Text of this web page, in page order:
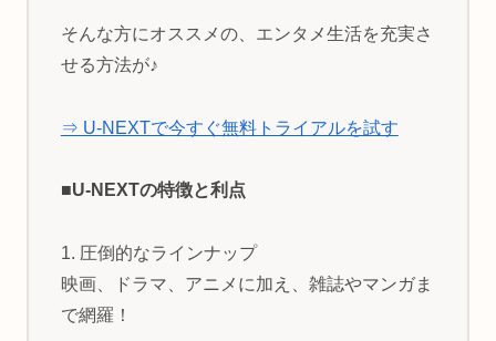
そんな方にオススメの、エンタメ生活を充実さ
せる方法が♪
⇒ U-NEXTで今すぐ無料トライアルを試す
■U-NEXTの特徴と利点
1. 圧倒的なラインナップ
映画、ドラマ、アニメに加え、雑誌やマンガま
で網羅！